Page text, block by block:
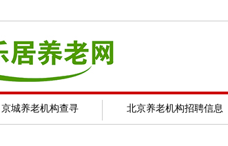
京城养老机构查寻 北京养老机构招聘信息